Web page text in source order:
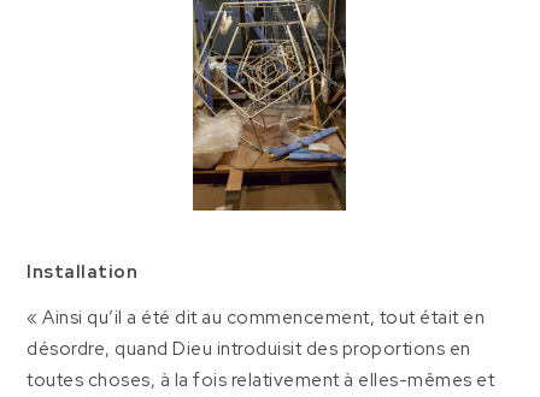
Installation
« Ainsi qu’il a été dit au commencement, tout était en
désordre, quand Dieu introduisit des proportions en
toutes choses, à la fois relativement à elles-mêmes et